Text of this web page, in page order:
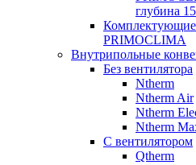
глубина
Комплектующие
PRIMOCLIMA
Внутрипольные
Без вентилятора
Ntherm
Ntherm Air
Ntherm
Ntherm
С вентилятором
Qtherm